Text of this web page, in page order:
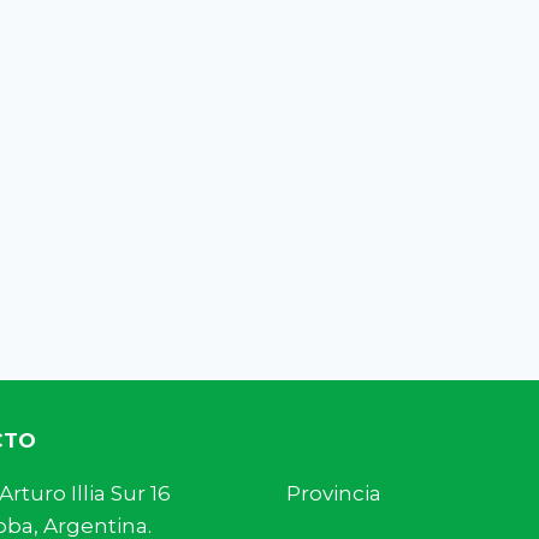
Arturo Illia Sur 16 Provincia
Argentina.